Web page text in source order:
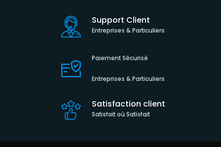
Support Client
Entreprises & Particuliers
Paiement Sécurisé
Entreprises & Particuliers
Satisfaction client
Satisfait où Satisfait